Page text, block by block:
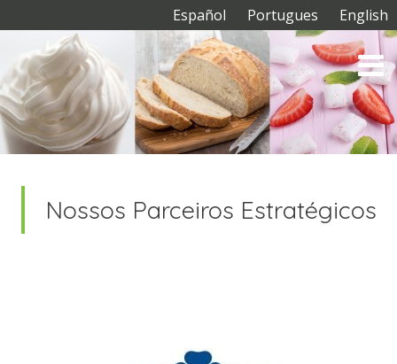
Español Portugues English
Nossos Parceiros Estratégicos